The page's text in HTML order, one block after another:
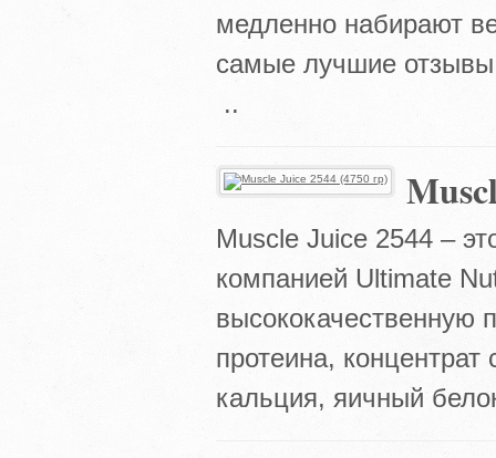
медленно набирают
самые лучшие
..
Muscle Juice 2544 –
компанией Ultimate
высококачественную
протеина, концентрат
кальция, яичный